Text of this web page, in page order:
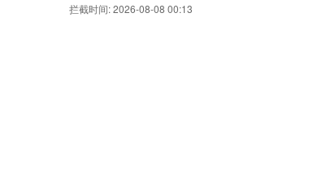
拦截时间: 2026-08-08 00:13